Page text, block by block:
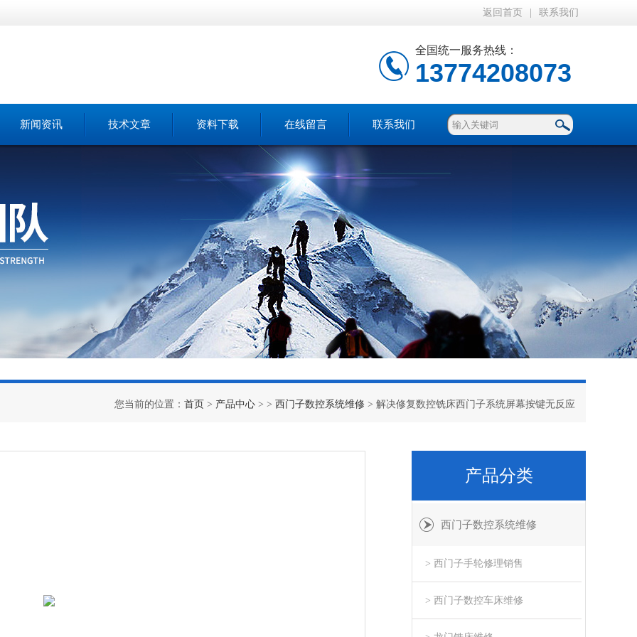
返回首页 联系我们
全国统一服务热线：
13774208073
新闻资讯 技术文章 资料下载 在线留言 联系我们
您当前的位置： 首页 > 产品中心 > > 西门子数控系统维修 > 解决修复数控铣床西门子系统屏幕按键无反应
产品分类
西门子数控系统维修
> 西门子手轮修理销售
> 西门子数控车床维修